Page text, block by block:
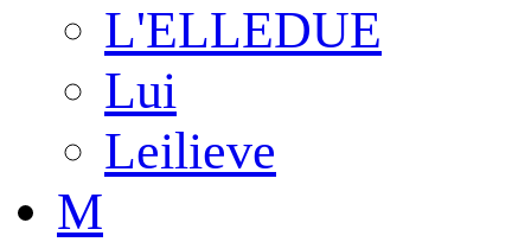
L'ELLEDUE
Lui
Leilieve
M